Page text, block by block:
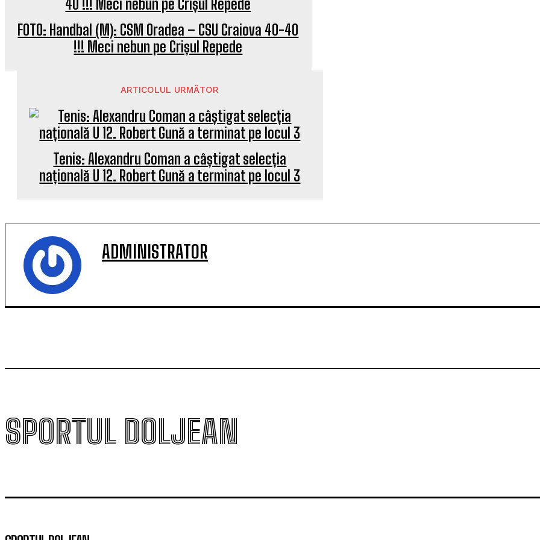
FOTO: Handbal (M): CSM Oradea – CSU Craiova 40-40
!!! Meci nebun pe Crișul Repede
ARTICOLUL URMĂTOR
Tenis: Alexandru Coman a câștigat selecția
națională U 12. Robert Gună a terminat pe locul 3
ADMINISTRATOR
SPORTUL DOLJEAN